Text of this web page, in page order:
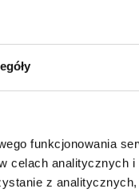
funkcjonowania
celach analitycznych
z